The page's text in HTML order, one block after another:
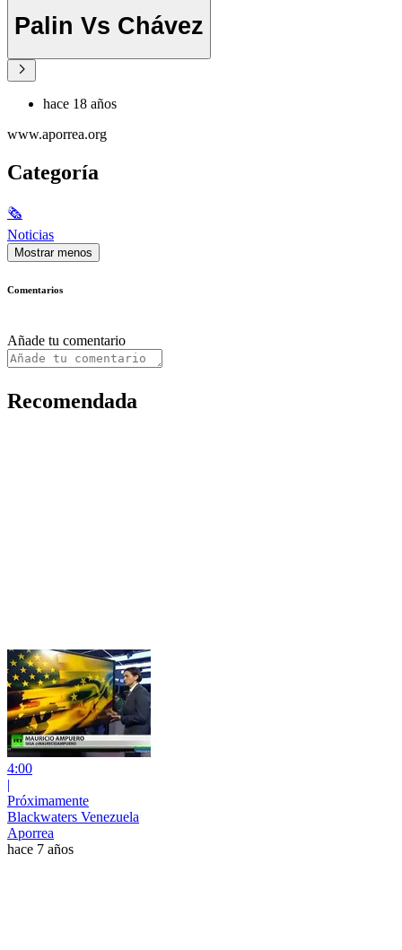
Palin Vs Chávez
hace 18 años
www.aporrea.org
Categoría
🗞
Noticias
Mostrar menos
Comentarios
Añade tu comentario
Recomendada
4:00
|
Próximamente
Blackwaters Venezuela
Aporrea
hace 7 años